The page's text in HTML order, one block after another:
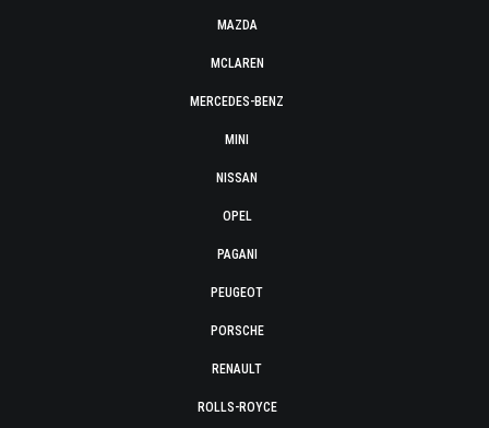
MAZDA
MCLAREN
MERCEDES-BENZ
MINI
NISSAN
OPEL
PAGANI
PEUGEOT
PORSCHE
RENAULT
ROLLS-ROYCE